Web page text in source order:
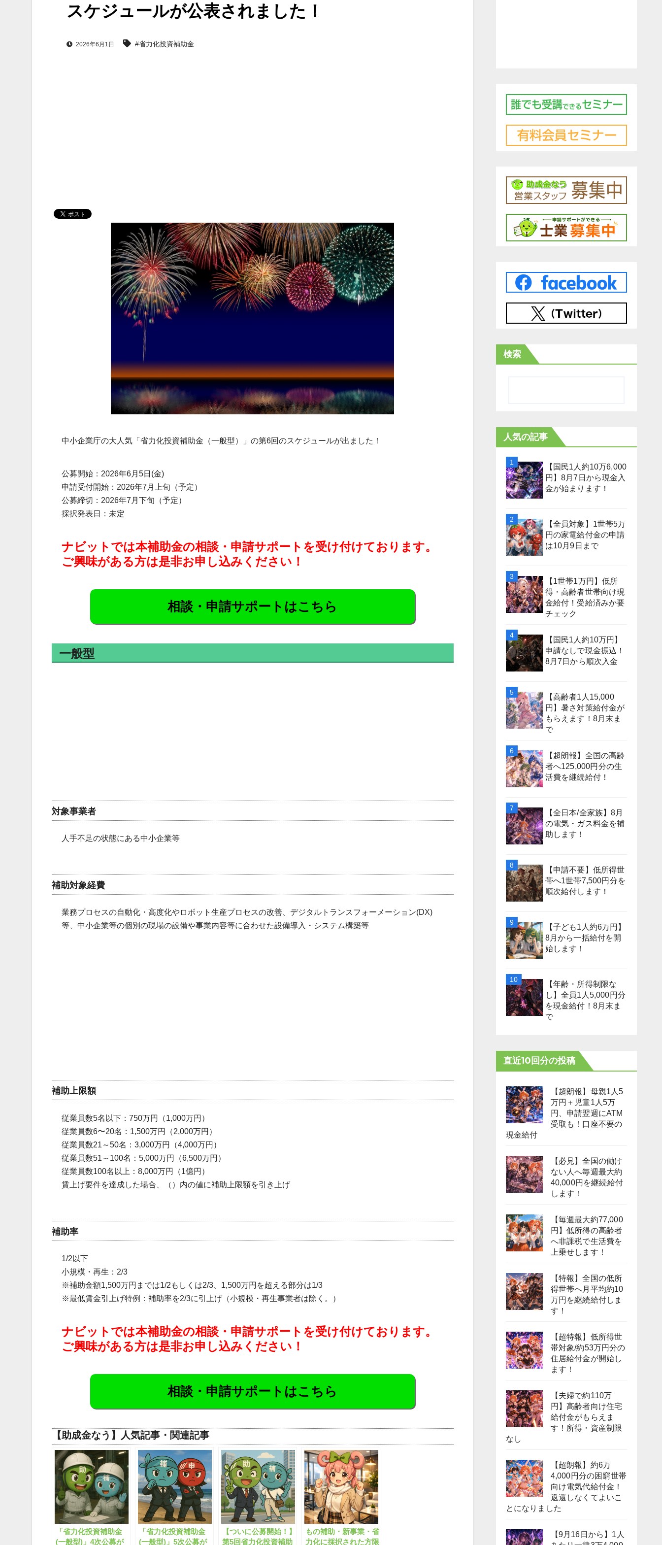
スケジュールが公表されました！
2026年6月1日 #省力化投資補助金
中小企業庁の大人気「省力化投資補助金（一般型）」の第6回のスケジュールが出ました！
公募開始：2026年6月5日(金)
申請受付開始：2026年7月上旬（予定）
公募締切：2026年7月下旬（予定）
採択発表日：未定
ナビットでは本補助金の相談・申請サポートを受け付けております。
ご興味がある方は是非お申し込みください！
相談・申請サポートはこちら
一般型
対象事業者
人手不足の状態にある中小企業等
補助対象経費
業務プロセスの自動化・高度化やロボット生産プロセスの改善、デジタルトランスフォーメーション(DX)
等、中小企業等の個別の現場の設備や事業内容等に合わせた設備導入・システム構築等
補助上限額
従業員数5名以下：750万円（1,000万円）
従業員数6〜20名：1,500万円（2,000万円）
従業員数21～50名：3,000万円（4,000万円）
従業員数51～100名：5,000万円（6,500万円）
従業員数100名以上：8,000万円（1億円）
賃上げ要件を達成した場合、（）内の値に補助上限額を引き上げ
補助率
1/2以下
小規模・再生：2/3
※補助金額1,500万円までは1/2もしくは2/3、1,500万円を超える部分は1/3
※最低賃金引上げ特例：補助率を2/3に引上げ（小規模・再生事業者は除く。）
ナビットでは本補助金の相談・申請サポートを受け付けております。
ご興味がある方は是非お申し込みください！
相談・申請サポートはこちら
【助成金なう】人気記事・関連記事
「省力化投資補助金
(一般型)」4次公募が
「省力化投資補助金
(一般型)」5次公募が
【ついに公募開始！】
第5回省力化投資補助
もの補助・新事業・省
力化に採択された方限
検索
人気の記事
【国民1人約10万6,000
円】8月7日から現金入
金が始まります！
【全員対象】1世帯5万
円の家電給付金の申請
は10月9日まで
【1世帯1万円】低所
得・高齢者世帯向け現
金給付！受給済みか要
チェック
【国民1人約10万円】
申請なしで現金振込！
8月7日から順次入金
【高齢者1人15,000
円】暑さ対策給付金が
もらえます！8月末ま
で
【超朗報】全国の高齢
者へ125,000円分の生
活費を継続給付！
【全日本/全家族】8月
の電気・ガス料金を補
助します！
【申請不要】低所得世
帯へ1世帯7,500円分を
順次給付します！
【子ども1人約6万円】
8月から一括給付を開
始します！
【年齢・所得制限な
し】全員1人5,000円分
を現金給付！8月末ま
で
直近10回分の投稿
【超朗報】母親1人5
万円＋児童1人5万
円、申請翌週にATM
受取も！口座不要の
現金給付
【必見】全国の働け
ない人へ毎週最大約
40,000円を継続給付
します！
【毎週最大約77,000
円】低所得の高齢者
へ非課税で生活費を
上乗せします！
【特報】全国の低所
得世帯へ月平均約10
万円を継続給付しま
す！
【超特報】低所得世
帯対象/約53万円分の
住居給付金が開始し
ます！
【夫婦で約110万
円】高齢者向け住宅
給付金がもらえま
す！所得・資産制限
なし
【超朗報】約6万
4,000円分の困窮世帯
向け電気代給付金！
返還しなくてよいこ
とになりました
【9月16日から】1人